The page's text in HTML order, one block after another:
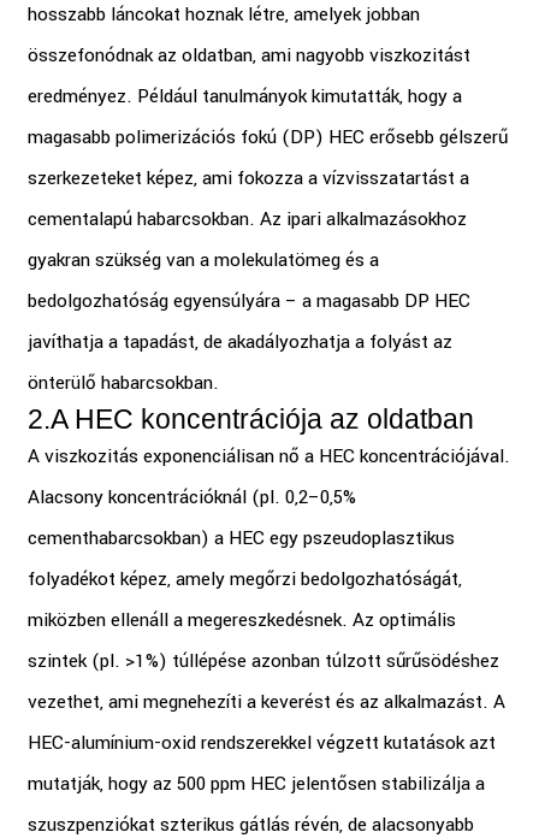
hosszabb láncokat hoznak létre, amelyek jobban
összefonódnak az oldatban, ami nagyobb viszkozitást
eredményez. Például tanulmányok kimutatták, hogy a
magasabb polimerizációs fokú (DP) HEC erősebb gélszerű
szerkezeteket képez, ami fokozza a vízvisszatartást a
cementalapú habarcsokban. Az ipari alkalmazásokhoz
gyakran szükség van a molekulatömeg és a
bedolgozhatóság egyensúlyára – a magasabb DP HEC
javíthatja a tapadást, de akadályozhatja a folyást az
önterülő habarcsokban.
2.A HEC koncentrációja az oldatban
A viszkozitás exponenciálisan nő a HEC koncentrációjával.
Alacsony koncentrációknál (pl. 0,2–0,5%
cementhabarcsokban) a HEC egy pszeudoplasztikus
folyadékot képez, amely megőrzi bedolgozhatóságát,
miközben ellenáll a megereszkedésnek. Az optimális
szintek (pl. >1%) túllépése azonban túlzott sűrűsödéshez
vezethet, ami megnehezíti a keverést és az alkalmazást. A
HEC-alumínium-oxid rendszerekkel végzett kutatások azt
mutatják, hogy az 500 ppm HEC jelentősen stabilizálja a
szuszpenziókat szterikus gátlás révén, de alacsonyabb